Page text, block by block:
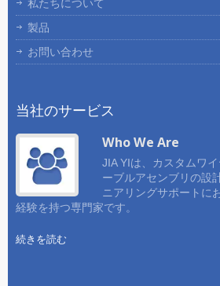
私たちについて
製品
お問い合わせ
当社のサービス
Who We Are
JIA YIは、カスタムワ
ーブルアセンブリの設
ニアリングサポートに
経験を持つ専門家です。
続きを読む